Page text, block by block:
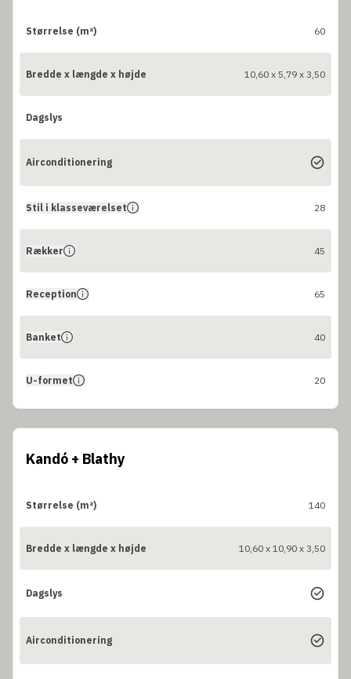
Størrelse (m²) 60
Bredde x længde x højde 10,60 x 5,79 x 3,50
Dagslys
Airconditionering
Stil i klasseværelset 28
Rækker 45
Reception 65
Banket 40
U-formet 20
Kandó + Blathy
Størrelse (m²) 140
Bredde x længde x højde 10,60 x 10,90 x 3,50
Dagslys
Airconditionering